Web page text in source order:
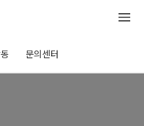
문의센터